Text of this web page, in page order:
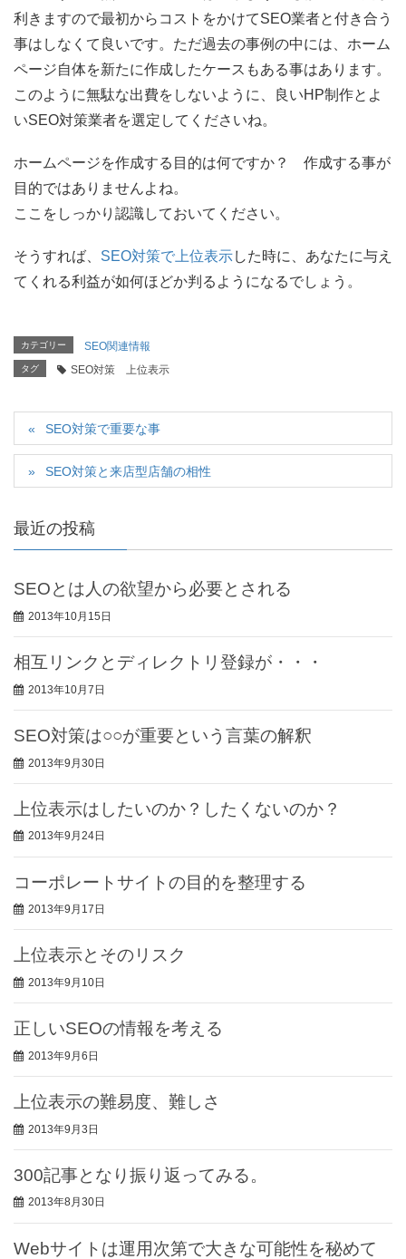
利きますので最初からコストをかけてSEO業者と付き合う
事はしなくて良いです。ただ過去の事例の中には、ホーム
ページ自体を新たに作成したケースもある事はあります。
このように無駄な出費をしないように、良いHP制作とよ
いSEO対策業者を選定してくださいね。
ホームページを作成する目的は何ですか？ 作成する事が
目的ではありませんよね。
ここをしっかり認識しておいてください。
そうすれば、 SEO対策で上位表示した時に、あなたに与え
てくれる利益が如何ほどか判るようになるでしょう。
カテゴリー SEO関連情報
タグ SEO対策 上位表示
SEO対策で重要な事
SEO対策と来店型店舗の相性
最近の投稿
SEOとは人の欲望から必要とされる
2013年10月15日
相互リンクとディレクトリ登録が・・・
2013年10月7日
SEO対策は○○が重要という言葉の解釈
2013年9月30日
上位表示はしたいのか？したくないのか？
2013年9月24日
コーポレートサイトの目的を整理する
2013年9月17日
上位表示とそのリスク
2013年9月10日
正しいSEOの情報を考える
2013年9月6日
上位表示の難易度、難しさ
2013年9月3日
300記事となり振り返ってみる。
2013年8月30日
Webサイトは運用次第で大きな可能性を秘めて